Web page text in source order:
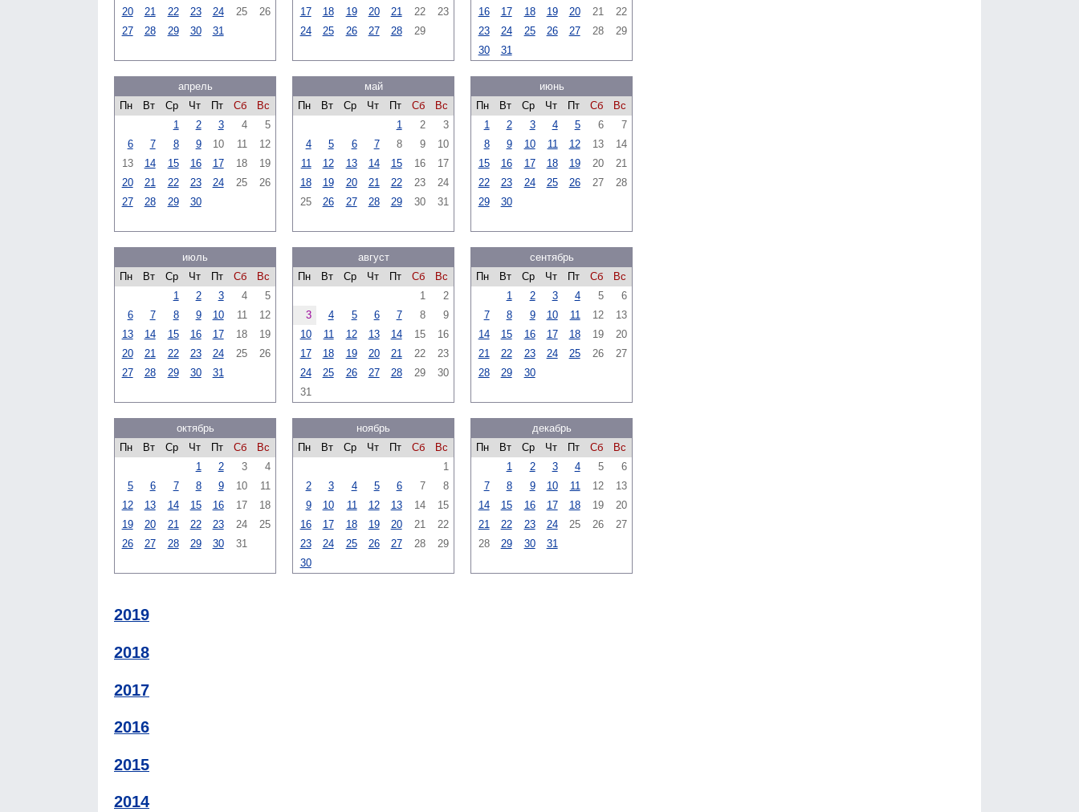
20
21 22 23 24 25
26
27
28 29 30 31
17
18 19 20 21 22
23
24
25 26 27 28 29
16
17 18 19 20 21
22
23
24 25 26 27 28
29
30
31
апрель
Пн
Вт Ср Чт Пт Сб
Вс
1
2 3 4
5
6
7 8 9 10 11
12
13
14 15 16 17 18
19
20
21 22 23 24 25
26
27
28 29 30
май
Пн
Вт Ср Чт Пт Сб
Вс
1
2
3
4
5 6 7 8 9
10
11
12 13 14 15 16
17
18
19 20 21 22 23
24
25
26 27 28 29 30 31
июнь
Пн
Вт Ср Чт Пт Сб
Вс
1
2 3 4 5 6
7
8
9 10 11 12 13
14
15
16 17 18 19 20
21
22
23 24 25 26 27
28
29
30
июль
Пн
Вт Ср Чт Пт Сб
Вс
1
2 3 4
5
6
7 8 9 10 11
12
13
14 15 16 17 18
19
20
21 22 23 24 25
26
27
28 29 30 31
август
Пн
Вт Ср Чт Пт Сб
Вс
1
2
3
4 5 6 7 8
9
10
11 12 13 14 15
16
17
18 19 20 21 22
23
24
25 26 27 28 29
30
31
сентябрь
Пн
Вт Ср Чт Пт Сб
Вс
1
2 3 4 5
6
7
8 9 10 11 12
13
14
15 16 17 18 19
20
21
22 23 24 25 26
27
28
29 30
октябрь
Пн
Вт Ср Чт Пт Сб
Вс
1
2 3
4
5
6 7 8 9 10
11
12
13 14 15 16 17
18
19
20 21 22 23 24
25
26
27 28 29 30 31
ноябрь
Пн
Вт Ср Чт Пт Сб
Вс
1
2
3 4 5 6 7
8
9
10 11 12 13 14
15
16
17 18 19 20 21
22
23
24 25 26 27 28
29
30
декабрь
Пн
Вт Ср Чт Пт Сб
Вс
1
2 3 4 5
6
7
8 9 10 11 12
13
14
15 16 17 18 19
20
21
22 23 24 25 26
27
28
29 30 31
2019
2018
2017
2016
2015
2014